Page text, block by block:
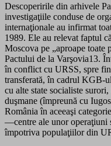
Descoperirile din arhivele
investigaţiile conduse de
internaţionale au infirmat
1989. Ele au relevat faptul
Moscova pe „aproape toate
Pactului de la Varşovia13.
în conflict cu URSS, spre
transferată, în cadrul KGB-
cu alte state socialiste
duşmane (împreună cu
România în aceeaşi
—centre ale unor operaţiuni
împotriva populaţiilor din